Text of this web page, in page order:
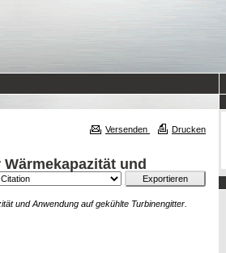
Versenden Drucken
und
und Anwendung auf gekühlte Turbinengitter.